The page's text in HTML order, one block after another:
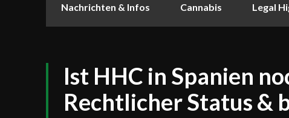
Nachrichten & Infos Cannabis Legal
Ist HHC in Spanien
Rechtlicher Status &